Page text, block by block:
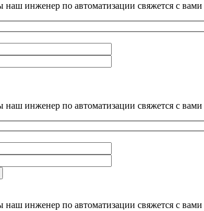
инженер по автоматизации свяжется с вами
инженер по автоматизации свяжется с вами
инженер по автоматизации свяжется с вами